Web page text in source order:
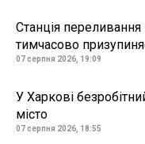
Станція
тимчасово
07 серпня 2026, 19:09
У Харкові
місто
07 серпня 2026, 18:55